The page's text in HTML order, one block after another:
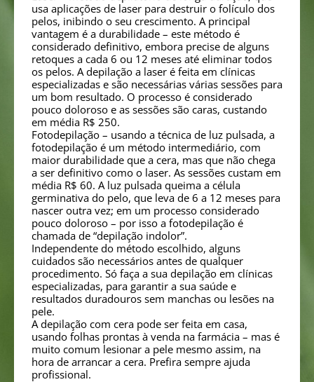
usa aplicações de laser para destruir o folículo dos
pelos, inibindo o seu crescimento. A principal
vantagem é a durabilidade – este método é
considerado definitivo, embora precise de alguns
retoques a cada 6 ou 12 meses até eliminar todos
os pelos. A depilação a laser é feita em clínicas
especializadas e são necessárias várias sessões para
um bom resultado. O processo é considerado
pouco doloroso e as sessões são caras, custando
em média R$ 250.
Fotodepilação – usando a técnica de luz pulsada, a
fotodepilação é um método intermediário, com
maior durabilidade que a cera, mas que não chega
a ser definitivo como o laser. As sessões custam em
média R$ 60. A luz pulsada queima a célula
germinativa do pelo, que leva de 6 a 12 meses para
nascer outra vez; em um processo considerado
pouco doloroso – por isso a fotodepilação é
chamada de “depilação indolor”.
Independente do método escolhido, alguns
cuidados são necessários antes de qualquer
procedimento. Só faça a sua depilação em clínicas
especializadas, para garantir a sua saúde e
resultados duradouros sem manchas ou lesões na
pele.
A depilação com cera pode ser feita em casa,
usando folhas prontas à venda na farmácia – mas é
muito comum lesionar a pele mesmo assim, na
hora de arrancar a cera. Prefira sempre ajuda
profissional.